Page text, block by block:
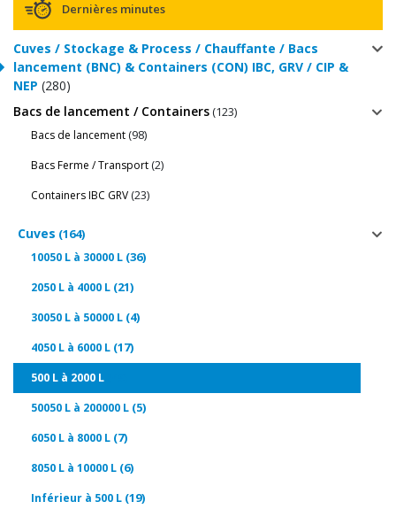
Dernières minutes
Cuves / Stockage & Process / Chauffante / Bacs
lancement (BNC) & Containers (CON) IBC, GRV / CIP &
NEP (280)
Bacs de lancement / Containers(123)
Bacs de lancement(98)
Bacs Ferme / Transport(2)
Containers IBC GRV(23)
Cuves (164)
10050 L à 30000 L (36)
2050 L à 4000 L (21)
30050 L à 50000 L (4)
4050 L à 6000 L (17)
500 L à 2000 L
50050 L à 200000 L (5)
6050 L à 8000 L (7)
8050 L à 10000 L (6)
Inférieur à 500 L (19)